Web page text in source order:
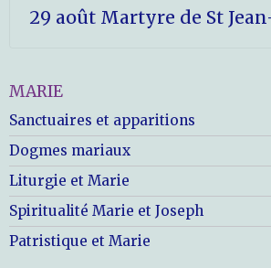
29 août Martyre de St
MARIE
Sanctuaires et apparitions
Dogmes mariaux
Liturgie et Marie
Spiritualité Marie et Joseph
Patristique et Marie